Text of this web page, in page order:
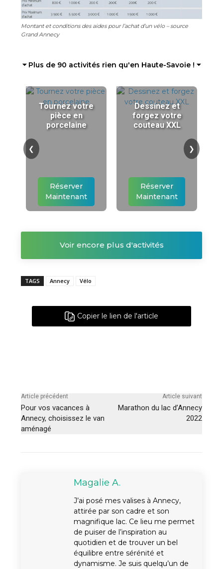
Montant et conditions des aides pour l’achat d’un vélo – source
Grand Annecy
⏷ Plus de 90 activités rien qu'en Haute-Savoie ! ⏷
Tournez votre
pièce en
porcelaine
Réserver
Maintenant
Dessinez et
forgez votre
couteau XXL
Réserver
Maintenant
❮ ❯
Voir encore plus d'activités
TAGS Annecy Vélo
Copier le lien de l'article
Article précédent
Pour vos vacances à
Annecy, choisissez le van
aménagé
Article suivant
Marathon du lac d’Annecy
2022
Magalie A.
J’ai posé mes valises à Annecy,
attirée par son cadre et son
magnifique lac. Ce lieu me permet
de puiser de l’inspiration au
quotidien et de trouver un bel
équilibre entre sérénité et
dynamisme. Je suis quelqu’un de